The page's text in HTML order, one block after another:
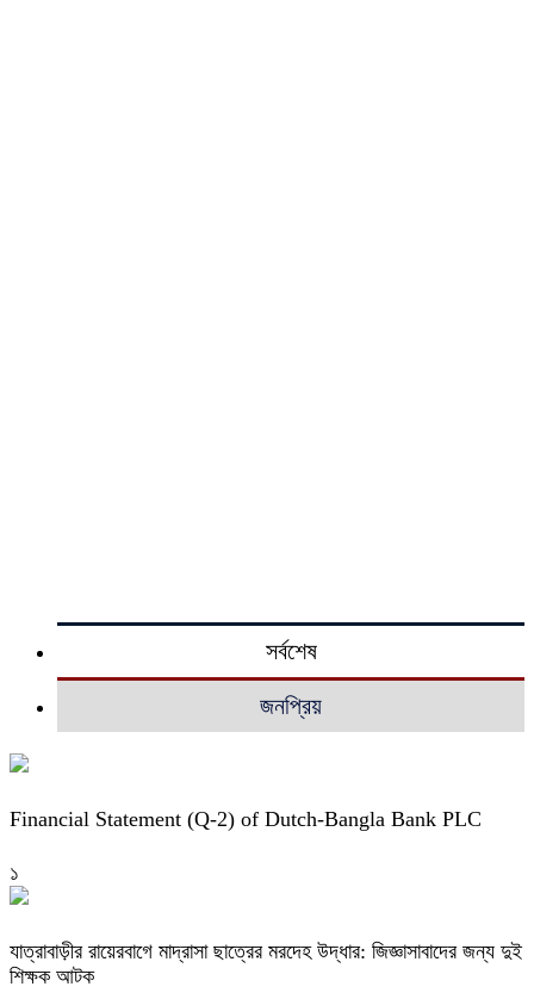
সর্বশেষ
জনপ্রিয়
Financial Statement (Q-2) of Dutch-Bangla Bank PLC
১
যাত্রাবাড়ীর রায়েরবাগে মাদ্রাসা ছাত্রের মরদেহ উদ্ধার: জিজ্ঞাসাবাদের জন্য দুই
শিক্ষক আটক